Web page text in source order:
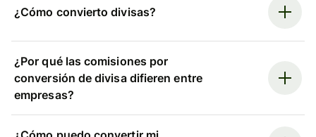
¿Cómo convierto divisas?
¿Por qué las comisiones por
conversión de divisa difieren entre
empresas?